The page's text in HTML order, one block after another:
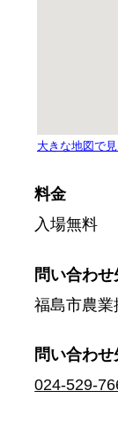
料金
入場無料
問い合わせ
福島市農業
問い合わせ
024-529-